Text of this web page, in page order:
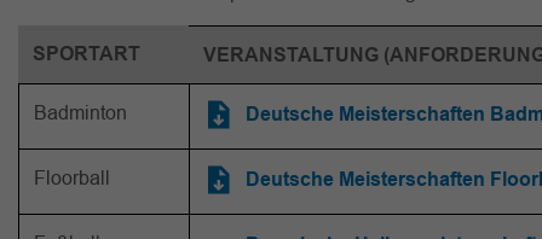
SPORTART VERANSTALTUNG
Badminton Deutsche Meisterschaften
Floorball Deutsche Meisterschaften